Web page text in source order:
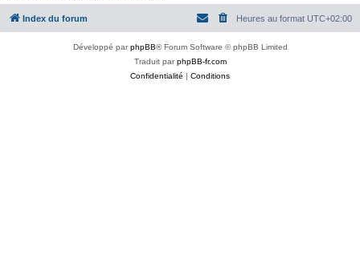
Index du forum Heures au format UTC+02:00
Développé parphpBB® Forum Software © phpBB Limited
Traduit parphpBB-fr.com
Confidentialité | Conditions